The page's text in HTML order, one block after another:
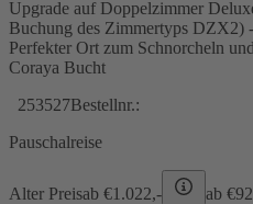
Upgrade auf Doppelzimmer
Buchung des Zimmertyps DZX2)
Perfekter Ort zum Schnorcheln
Coraya Bucht
253527Bestellnr.:
Pauschalreise
Alter Preisab €1.022,- ab €